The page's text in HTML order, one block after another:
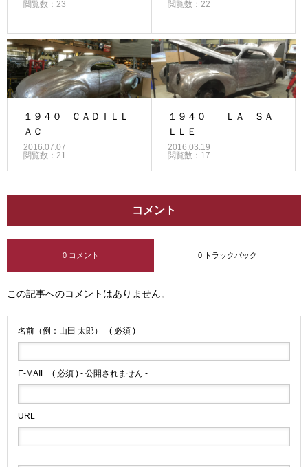
閲覧数：23
閲覧数：22
１９４０ ＣＡＤＩＬＬ
ＡＣ
2016.07.07
閲覧数：21
１９４０ ＬＡ ＳＡ
ＬＬＥ
2016.03.19
閲覧数：17
コメント
0 コメント 0 トラックバック
この記事へのコメントはありません。
名前（例：山田 太郎） ( 必須 )
E-MAIL ( 必須 ) - 公開されません -
URL